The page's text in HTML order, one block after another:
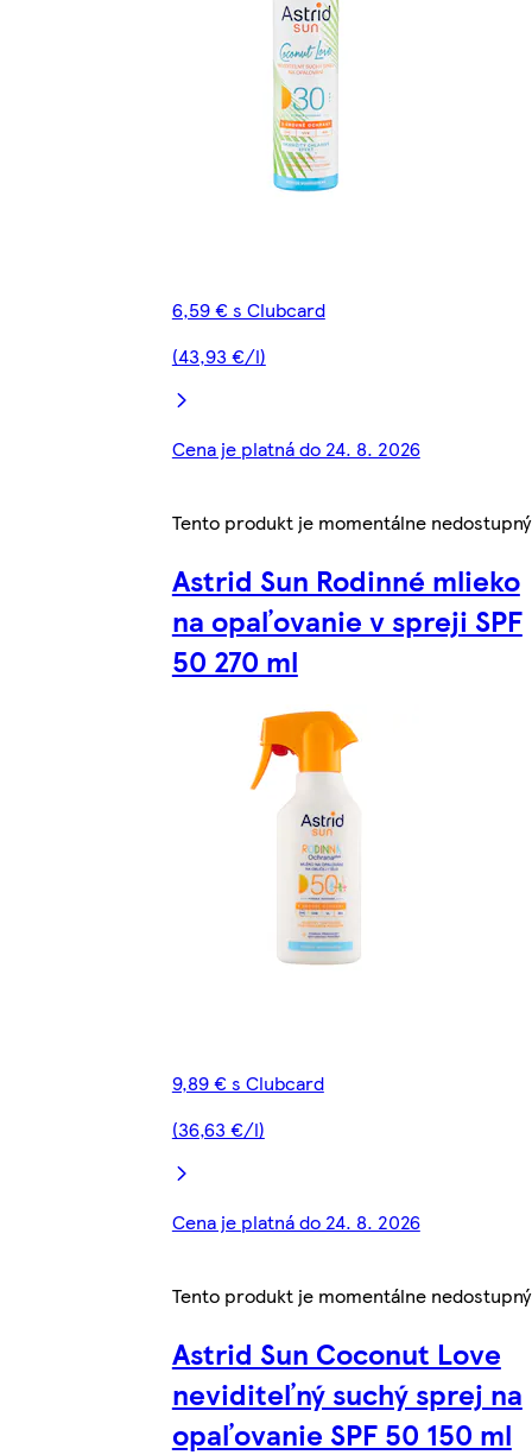
6,59 € s Clubcard
(43,93 €/l)
Cena je platná do 24. 8. 2026
Tento produkt je momentálne nedostupný
Astrid Sun Rodinné mlieko
na opaľovanie v spreji SPF
50 270 ml
9,89 € s Clubcard
(36,63 €/l)
Cena je platná do 24. 8. 2026
Tento produkt je momentálne nedostupný
Astrid Sun Coconut Love
neviditeľný suchý sprej na
opaľovanie SPF 50 150 ml